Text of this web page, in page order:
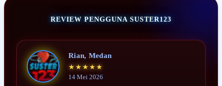
REVIEW PENGGUNA SUSTER123
Rian, Medan
★★★★★
14 Mei 2026